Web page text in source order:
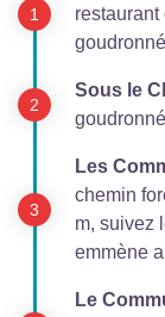
Sous le
Les
chemin
m, suivez
emmène
Le